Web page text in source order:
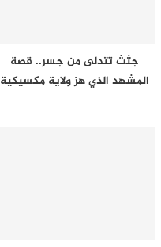
جثث تتدلى من جسر.. قصة
المشهد الذي هز ولاية مكسيكية